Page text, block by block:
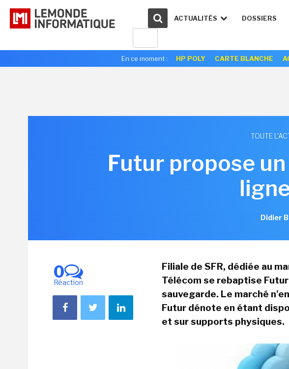
ACTUALITÉS DOSSIERS
En ce moment : HP POLY CARTE BLANCHE
TOUTE
Futur propose
Didier
0
Réaction
Filiale de SFR, dédiée au
Télécom se rebaptise
sauvegarde. Le marché
Futur dénote en étant
et sur supports physiques.